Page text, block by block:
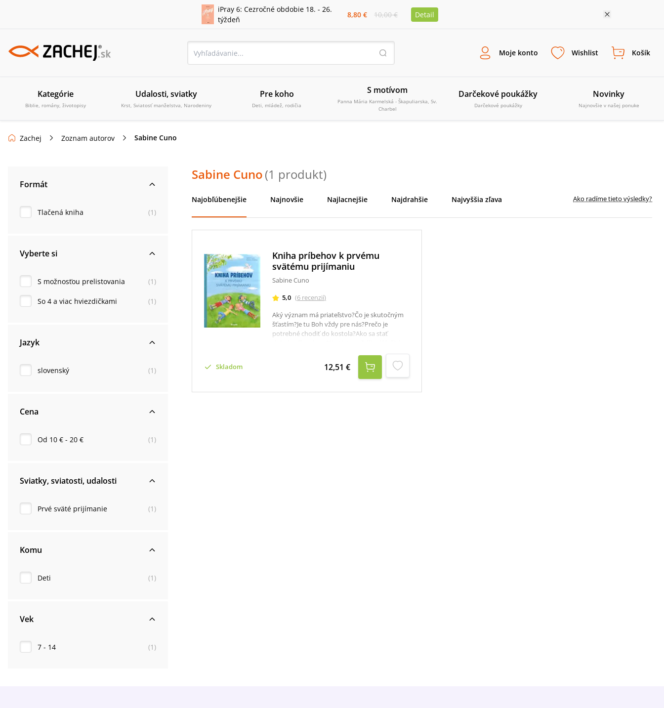
iPray 6: Cezročné obdobie 18. - 26.
týždeň
8,80 € 10,00 € Detail
Moje konto Wishlist Košík
Kategórie
Biblie, romány, životopisy
Udalosti, sviatky
Krst, Sviatosť manželstva, Narodeniny
Pre koho
Deti, mládež, rodičia
S motívom
Panna Mária Karmelská - Škapuliarska, Sv.
Charbel
Darčekové poukážky
Darčekové poukážky
Novinky
Najnovšie v našej ponuke
Zachej Zoznam autorov Sabine Cuno
Formát
Tlačená kniha (1 )
Vyberte si
S možnosťou prelistovania (1 )
So 4 a viac hviezdičkami (1 )
Jazyk
slovenský (1 )
Cena
Od 10 € - 20 € (1 )
Sviatky, sviatosti, udalosti
Prvé sväté prijímanie (1 )
Komu
Deti (1 )
Vek
7 - 14 (1 )
Sabine Cuno(1 produkt)
Najobľúbenejšie Najnovšie Najlacnejšie Najdrahšie Najvyššia zľava Ako radíme tieto výsledky?
Kniha príbehov k prvému
svätému prijímaniu
Sabine Cuno
5,0 (6 recenzií)
Aký význam má priateľstvo?Čo je skutočným
šťastím?Je tu Boh vždy pre nás?Prečo je
potrebné chodiť do kostola?Ako sa stať
otázky odpovedá deťom Sabine Cuno vo
svojej Knihe príbehov k prvému svätému
prijímaniu.Autorka do nej zahrnula dvanásť
zábavných, napínavých a poučných príbehov,
v ktorých sa deti dočítajú predovšetkým o
Skladom 12,51 €